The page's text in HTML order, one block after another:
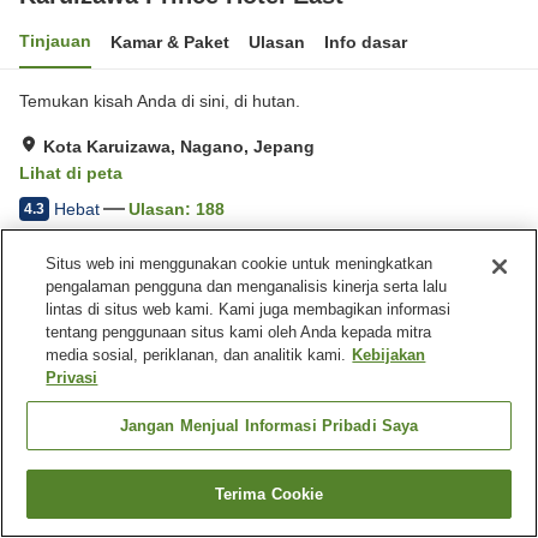
Tinjauan Kamar & Paket Ulasan Info dasar
Temukan kisah Anda di sini, di hutan.
Kota Karuizawa, Nagano, Jepang
Lihat di peta
4.3 Hebat Ulasan: 188
Fasilitas properti
Tempat parkir
Spa / Salon kecantikan
Restoran
Lounge
Beranda Jepang Nagano
Kota Karuizawa
Karuizawa Prince Hotel East
Cari kamar
Situs web ini menggunakan cookie untuk meningkatkan
pengalaman pengguna dan menganalisis kinerja serta lalu
lintas di situs web kami. Kami juga membagikan informasi
tentang penggunaan situs kami oleh Anda kepada mitra
media sosial, periklanan, dan analitik kami. Kebijakan
Privasi
Jangan Menjual Informasi Pribadi Saya
Terima Cookie